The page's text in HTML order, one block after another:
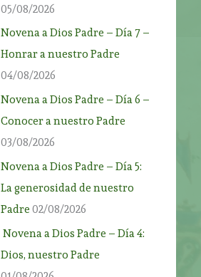
05/08/2026
Novena a Dios Padre – Día 7 –
Honrar a nuestro Padre
04/08/2026
Novena a Dios Padre – Día 6 –
Conocer a nuestro Padre
03/08/2026
Novena a Dios Padre – Día 5:
La generosidad de nuestro
Padre 02/08/2026
Novena a Dios Padre – Día 4:
Dios, nuestro Padre